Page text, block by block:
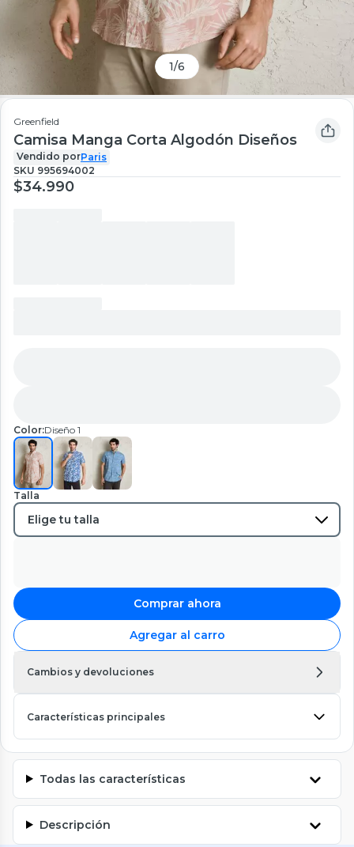
1/6
Greenfield
Camisa Manga Corta Algodón Diseños
Vendido porParis
SKU 995694002
$34.990
Color:Diseño 1
Talla
Comprar ahora
Agregar al carro
Cambios y devoluciones
Características principales
Todas las características
Descripción